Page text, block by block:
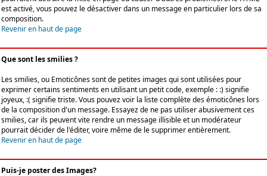
est activé, vous pouvez le désactiver dans un message en particulier lors de sa
composition.
Revenir en haut de page
Que sont les smilies ?
Les smilies, ou Emoticônes sont de petites images qui sont utilisées pour
exprimer certains sentiments en utilisant un petit code, exemple : :) signifie
joyeux, :( signifie triste. Vous pouvez voir la liste complète des émoticônes lors
de la composition d'un message. Essayez de ne pas utiliser abusivement ces
smilies, car ils peuvent vite rendre un message illisible et un modérateur
pourrait décider de l'éditer, voire même de le supprimer entièrement.
Revenir en haut de page
Puis-je poster des Images?